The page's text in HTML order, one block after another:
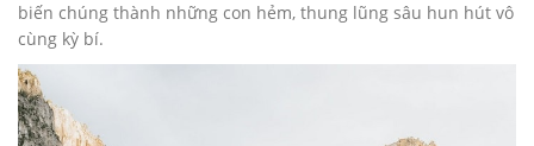
biến chúng thành những con hẻm, thung lũng sâu hun hút vô
cùng kỳ bí.